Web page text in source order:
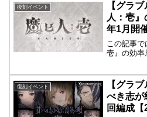
復刻イベント
【グラ
人：壱
年1月開
この記事
壱』の効率
復刻イベント
【グラ
べき志が
回編成【